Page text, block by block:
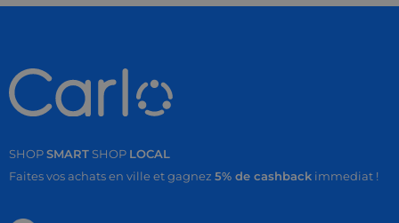
SHOPSMART SHOP LOCAL
Faites vos achats en ville et gagnez 5% de cashback immediat !